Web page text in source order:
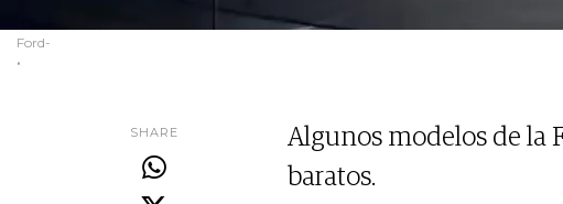
Ford-
.
SHARE
Algunos modelos de la
baratos.